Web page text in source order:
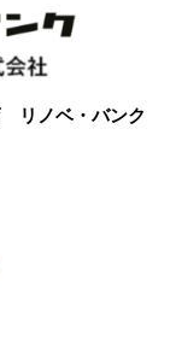
リノベ・バンク